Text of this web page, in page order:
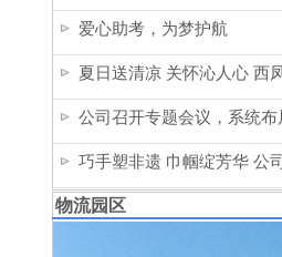
爱心助考，为梦护航
夏日送清凉 关怀沁人心 西
公司召开专题会议，系统
巧手塑非遗 巾帼绽芳华 公
骏马启新程 物流畅八方——
物流园区